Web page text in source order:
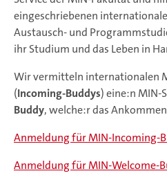
eingeschriebenen
Austausch- und
ihr Studium und das Leben in
Wir vermitteln internationalen
(Incoming-Buddys) eine:n MIN-
Buddy, welche:r das
Anmeldung für MIN-Incoming-
Anmeldung für MIN-Welcome-